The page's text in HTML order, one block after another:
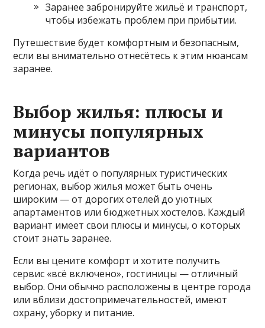
Заранее забронируйте жильё и транспорт,
чтобы избежать проблем при прибытии.
Путешествие будет комфортным и безопасным,
если вы внимательно отнесётесь к этим нюансам
заранее.
Выбор жилья: плюсы и
минусы популярных
вариантов
Когда речь идёт о популярных туристических
регионах, выбор жилья может быть очень
широким — от дорогих отелей до уютных
апартаментов или бюджетных хостелов. Каждый
вариант имеет свои плюсы и минусы, о которых
стоит знать заранее.
Если вы цените комфорт и хотите получить
сервис «всё включено», гостиницы — отличный
выбор. Они обычно расположены в центре города
или вблизи достопримечательностей, имеют
охрану, уборку и питание.